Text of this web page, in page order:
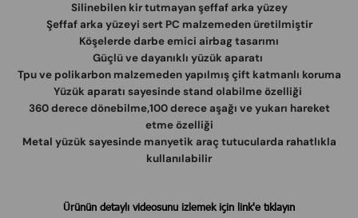
Silinebilen kir tutmayan şeffaf arka yüzey
Şeffaf arka yüzeyi sert PC malzemeden üretilmiştir
Köşelerde darbe emici airbag tasarımı
Güçlü ve dayanıklı yüzük aparatı
Tpu ve polikarbon malzemeden yapılmış çift katmanlı koruma
Yüzük aparatı sayesinde stand olabilme özelliği
360 derece dönebilme,100 derece aşağı ve yukarı hareket
etme özelliği
Metal yüzük sayesinde manyetik araç tutucularda rahatlıkla
kullanılabilir
Ürünün detaylı videosunu izlemek için link'e tıklayın